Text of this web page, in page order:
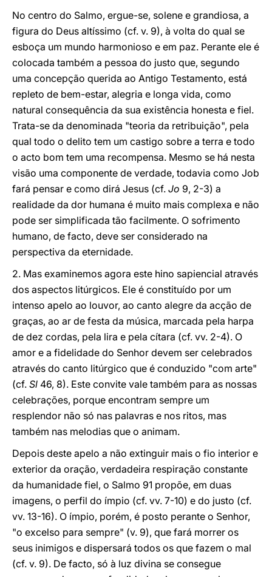
No centro do Salmo, ergue-se, solene e grandiosa, a
figura do Deus altíssimo (cf. v. 9), à volta do qual se
esboça um mundo harmonioso e em paz. Perante ele é
colocada também a pessoa do justo que, segundo
uma concepção querida ao Antigo Testamento, está
repleto de bem-estar, alegria e longa vida, como
natural consequência da sua existência honesta e fiel.
Trata-se da denominada "teoria da retribuição", pela
qual todo o delito tem um castigo sobre a terra e todo
o acto bom tem uma recompensa. Mesmo se há nesta
visão uma componente de verdade, todavia como Job
fará pensar e como dirá Jesus (cf. Jo 9, 2-3) a
realidade da dor humana é muito mais complexa e não
pode ser simplificada tão facilmente. O sofrimento
humano, de facto, deve ser considerado na
perspectiva da eternidade.
2. Mas examinemos agora este hino sapiencial através
dos aspectos litúrgicos. Ele é constituído por um
intenso apelo ao louvor, ao canto alegre da acção de
graças, ao ar de festa da música, marcada pela harpa
de dez cordas, pela lira e pela cítara (cf. vv. 2-4). O
amor e a fidelidade do Senhor devem ser celebrados
através do canto litúrgico que é conduzido "com arte"
(cf. Sl 46, 8). Este convite vale também para as nossas
celebrações, porque encontram sempre um
resplendor não só nas palavras e nos ritos, mas
também nas melodias que o animam.
Depois deste apelo a não extinguir mais o fio interior e
exterior da oração, verdadeira respiração constante
da humanidade fiel, o Salmo 91 propõe, em duas
imagens, o perfil do ímpio (cf. vv. 7-10) e do justo (cf.
vv. 13-16). O ímpio, porém, é posto perante o Senhor,
"o excelso para sempre" (v. 9), que fará morrer os
seus inimigos e dispersará todos os que fazem o mal
(cf. v. 9). De facto, só à luz divina se consegue